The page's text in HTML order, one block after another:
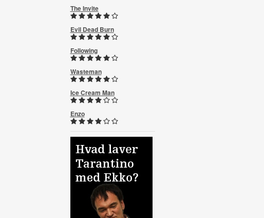
The Invite
Evil Dead Burn
Following
Wasteman
Ice Cream Man
Enzo